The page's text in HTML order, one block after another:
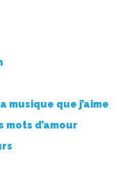
musique que j’aime
mots d’amour